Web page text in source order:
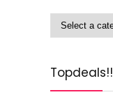
Topdeals!!